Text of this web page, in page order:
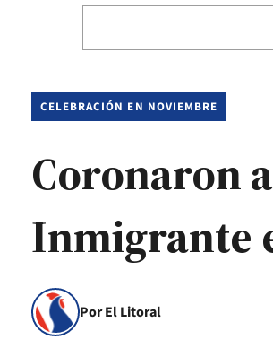
CELEBRACIÓN EN NOVIEMBRE
Coronaron
Inmigrante
Por El Litoral